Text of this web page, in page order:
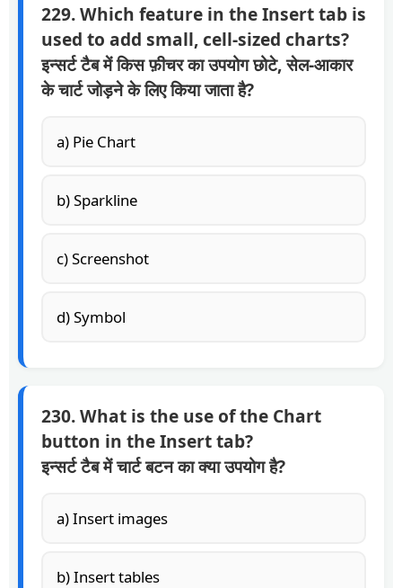
229. Which feature in the Insert tab is
used to add small, cell-sized charts?
इन्सर्ट टैब में किस फ़ीचर का उपयोग छोटे, सेल-आकार
के चार्ट जोड़ने के लिए किया जाता है?
a) Pie Chart
b) Sparkline
c) Screenshot
d) Symbol
230. What is the use of the Chart
button in the Insert tab?
इन्सर्ट टैब में चार्ट बटन का क्या उपयोग है?
a) Insert images
b) Insert tables